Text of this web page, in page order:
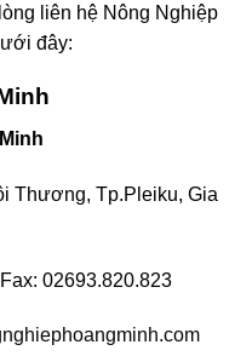
liên hệ Nông Nghiệp
đây:
Thương, Tp.Pleiku, Gia
02693.820.823